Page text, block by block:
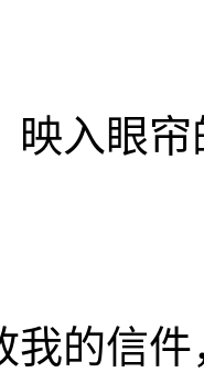
映入眼
我的信